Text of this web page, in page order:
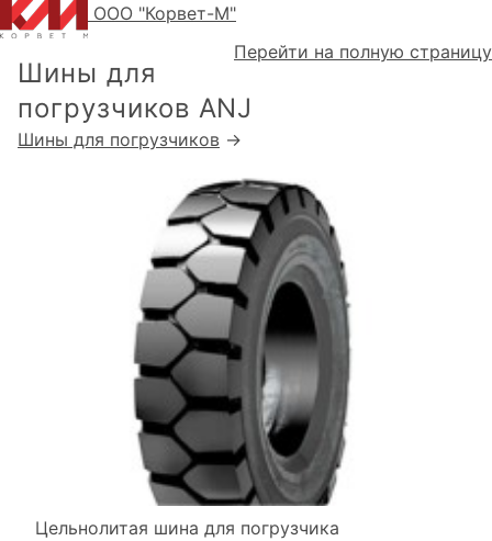
ООО "Корвет-М"
Перейти на полную страницу
Шины для
погрузчиков ANJ
Шины для погрузчиков →
Цельнолитая шина для погрузчика